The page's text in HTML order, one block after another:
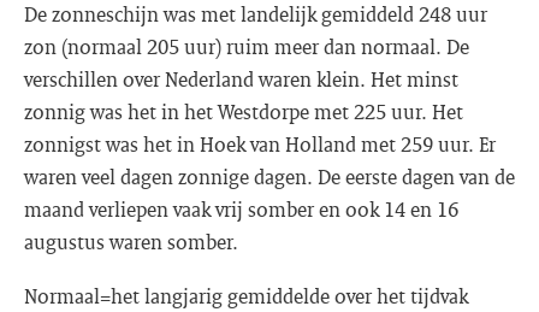
De zonneschijn was met landelijk gemiddeld 248 uur
zon (normaal 205 uur) ruim meer dan normaal. De
verschillen over Nederland waren klein. Het minst
zonnig was het in het Westdorpe met 225 uur. Het
zonnigst was het in Hoek van Holland met 259 uur. Er
waren veel dagen zonnige dagen. De eerste dagen van de
maand verliepen vaak vrij somber en ook 14 en 16
augustus waren somber.
Normaal=het langjarig gemiddelde over het tijdvak